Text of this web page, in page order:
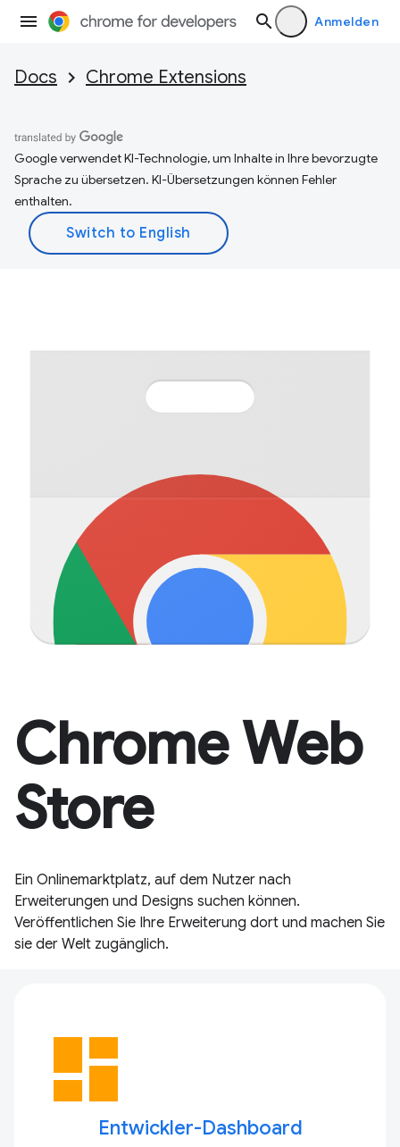
Anmelden
Docs Chrome Extensions
Google verwendet KI-Technologie, um Inhalte in Ihre bevorzugte
Sprache zu übersetzen. KI-Übersetzungen können Fehler
enthalten.
Chrome Web
Store
Ein Onlinemarktplatz, auf dem Nutzer nach
Erweiterungen und Designs suchen können.
Veröffentlichen Sie Ihre Erweiterung dort und machen Sie
sie der Welt zugänglich.
dashboard
Entwickler-Dashboard